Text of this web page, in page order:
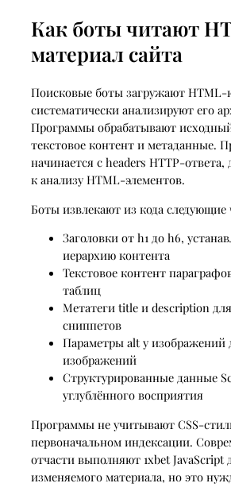
Как боты читают
материал сайта
Поисковые боты загружают HTML-
систематически анализируют его
Программы обрабатывают
текстовое контент и метаданные.
начинается с headers HTTP-ответа,
к анализу HTML-элементов.
Боты извлекают из кода следующие
Заголовки от h1 до h6,
иерархию контента
Текстовое контент
таблиц
Метатеги title и description
сниппетов
Параметры alt у изображений
изображений
Структурированные данные
углублённого восприятия
Программы не учитывают CSS-
первоначальном индексации.
отчасти выполняют 1xbet JavaScript
изменяемого материала, но это